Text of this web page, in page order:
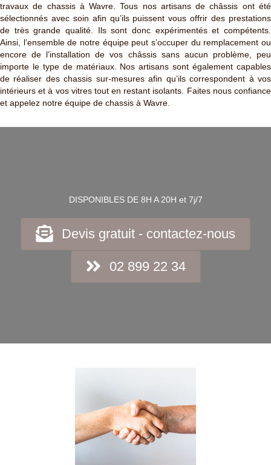
travaux de chassis à Wavre. Tous nos artisans de châssis ont été
sélectionnés avec soin afin qu’ils puissent vous offrir des prestations
de très grande qualité. Ils sont donc expérimentés et compétents.
Ainsi, l’ensemble de notre équipe peut s’occuper du remplacement ou
encore de l’installation de vos châssis sans aucun problème, peu
importe le type de matériaux. Nos artisans sont également capables
de réaliser des chassis sur-mesures afin qu’ils correspondent à vos
intérieurs et à vos vitres tout en restant isolants. Faites nous confiance
et appelez notre équipe de chassis à Wavre.
DISPONIBLES DE 8H A 20H et 7j/7
Devis gratuit - contactez-nous
02 899 22 34